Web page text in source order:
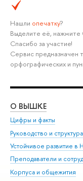
Нашли опечатку?
Выделите её, нажмите
Спасибо за участие!
Сервис предназначен
орфографических и
О ВЫШКЕ
Цифры и факты
Руководство и структура
Устойчивое развитие
Преподаватели и
Корпуса и общежития